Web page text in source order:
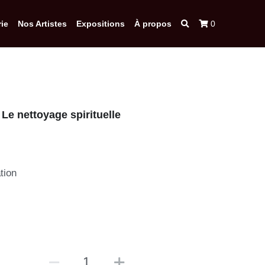
Nos Artistes Expositions À propos 0
nettoyage spirituelle